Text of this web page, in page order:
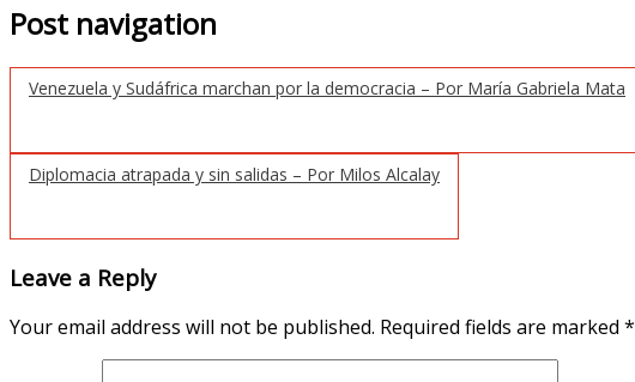
Post navigation
Venezuela y Sudáfrica marchan por la democracia – Por María Gabriela Mata
Diplomacia atrapada y sin salidas – Por Milos Alcalay
Leave a Reply
Your email address will not be published. Required fields are marked *